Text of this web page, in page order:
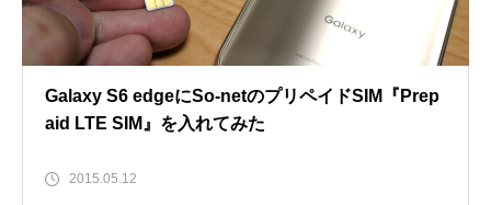
Galaxy S6 edgeにSo-netのプリペイドSIM『Prep
aid LTE SIM』を入れてみた
2015.05.12